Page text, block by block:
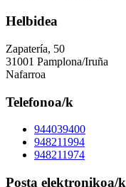
Helbidea
Zapatería, 50
31001 Pamplona/Iruña
Nafarroa
Telefonoa/k
944039400
948211994
948211974
Posta elektronikoa/k